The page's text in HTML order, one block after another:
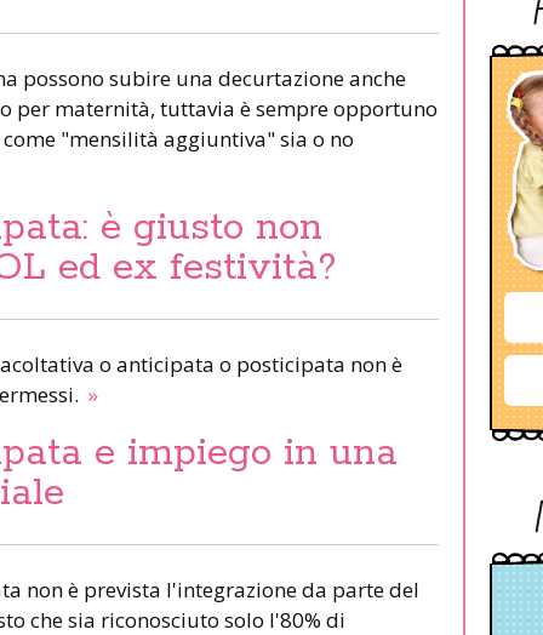
possono subire una decurtazione anche
per maternità, tuttavia è sempre opportuno
"mensilità aggiuntiva" sia o no
è giusto non
ed ex festività?
o anticipata o posticipata non è
»
e impiego in una
non è prevista l'integrazione da parte del
che sia riconosciuto solo l'80% di